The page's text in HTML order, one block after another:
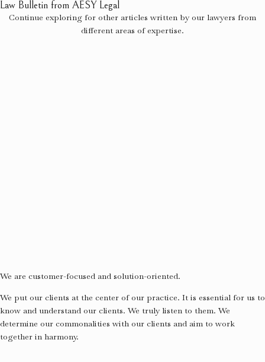
Law Bulletin from AESY Legal
Continue exploring for other articles written by our lawyers from
different areas of expertise.
We are customer-focused and solution-oriented.
We put our clients at the center of our practice. It is essential for us to
know and understand our clients. We truly listen to them. We
determine our commonalities with our clients and aim to work
together in harmony.